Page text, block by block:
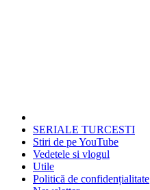
SERIALE TURCESTI
Stiri de pe YouTube
Vedetele si vlogul
Utile
Politică de confidențialitate